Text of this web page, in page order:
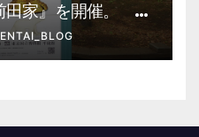
田家』を開催。 上
館 混雑情報他